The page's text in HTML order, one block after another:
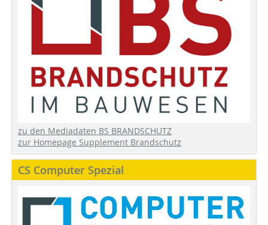
zu den Mediadaten BS BRANDSCHUTZ
zur Homepage Supplement Brandschutz
CS Computer Spezial